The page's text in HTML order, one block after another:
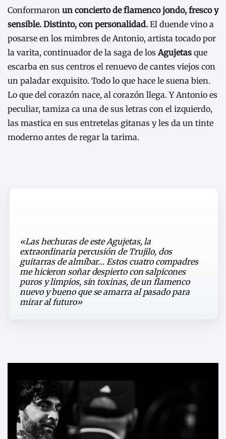
Conformaron un concierto de flamenco jondo, fresco y
sensible. Distinto, con personalidad. El duende vino a
posarse en los mimbres de Antonio, artista tocado por
la varita, continuador de la saga de losAgujetas que
escarba en sus centros el renuevo de cantes viejos con
un paladar exquisito. Todo lo que hace le suena bien.
Lo que del corazón nace, al corazón llega. Y Antonio es
peculiar, tamiza ca una de sus letras con el izquierdo,
las mastica en sus entretelas gitanas y les da un tinte
moderno antes de regar la tarima.
«Las hechuras de este Agujetas, la
extraordinaria percusión de Trujilo, dos
guitarras de almíbar… Estos cuatro compadres
me hicieron soñar despierto con salpicones
puros y limpios, sin toxinas, de un flamenco
nuevo y bueno que se amarra al pasado para
mirar al futuro»